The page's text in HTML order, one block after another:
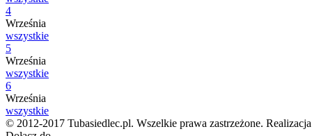
4
Września
wszystkie
5
Września
wszystkie
6
Września
wszystkie
© 2012-2017 Tubasiedlec.pl. Wszelkie prawa zastrzeżone.